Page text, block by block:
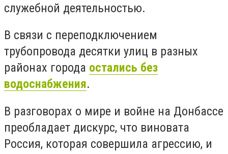
служебной деятельностью.
В связи с переподключением
трубопровода десятки улиц в разных
районах города остались без
водоснабжения.
В разговорах о мире и войне на Донбассе
преобладает дискурс, что виновата
Россия, которая совершила агрессию, и